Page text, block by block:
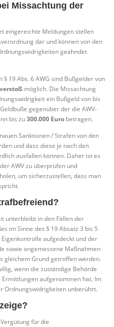
Missachtung der
eingereichte Meldungen stellen
dar und können von den
geahndet
19 Abs. 6 AWG sind Bußgelder von
möglich. Die Missachtung
ein Bußgeld von bis
gegenüber der die AWV-
bis zu300.000 Euro betragen.
Sanktionen / Strafen von den
und dass diese je nach den
ausfallen können. Daher ist es
AWV zu überprüfen und
um sicherzustellen, dass man
unterbleibt in den Fällen der
im Sinne des § 19 Absatz 3 bis 5
aufgedeckt und der
sowie angemessene Maßnahmen
gleichem Grund getroffen werden.
wenn die zuständige Behörde
aufgenommen hat. Im
Ordnungswidrigkeiten unberührt.
für die